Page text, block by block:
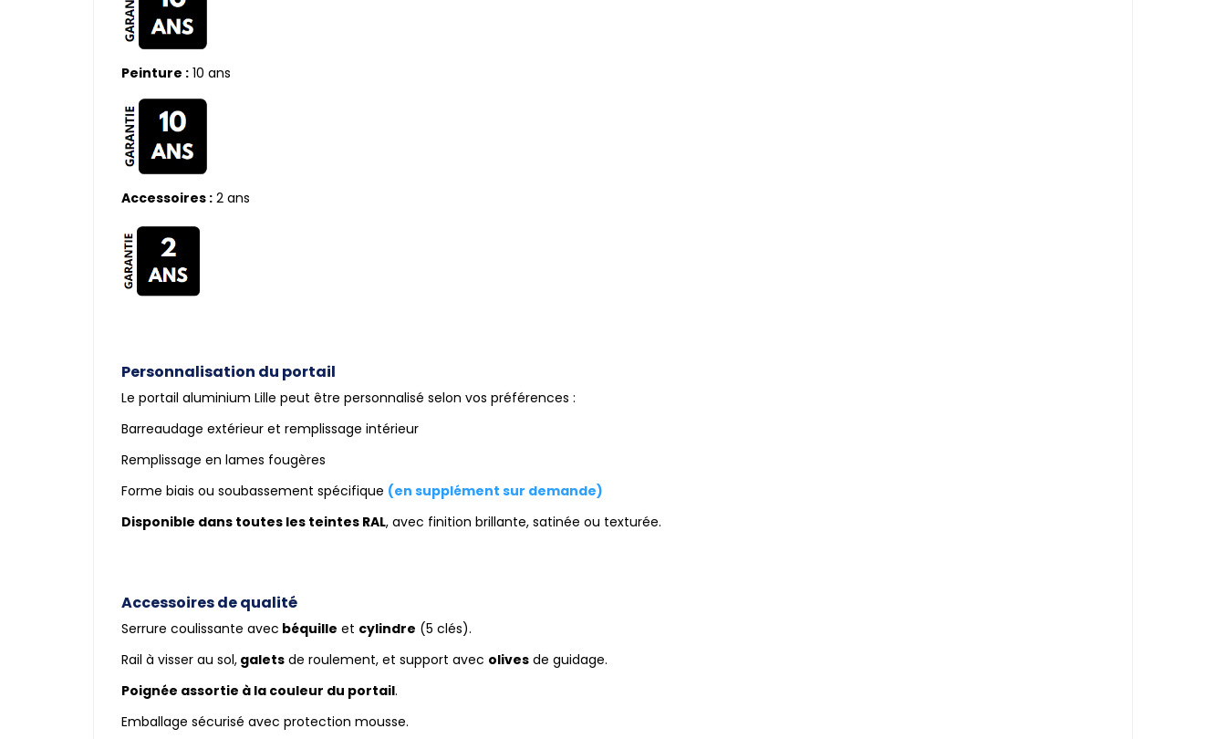
Peinture : 10 ans
Accessoires : 2 ans
Personnalisation du portail
Le portail aluminium Lille peut être personnalisé selon vos préférences :
Barreaudage extérieur et remplissage intérieur
Remplissage en lames fougères
Forme biais ou soubassement spécifique (en supplément sur demande)
Disponible dans toutes les teintes RAL, avec finition brillante, satinée ou texturée.
Accessoires de qualité
Serrure coulissante avec béquille et cylindre (5 clés).
Rail à visser au sol, galets de roulement, et support avec olives de guidage.
Poignée assortie à la couleur du portail.
Emballage sécurisé avec protection mousse.